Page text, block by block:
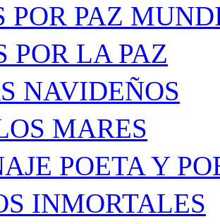
POR PAZ
POR LA PAZ
NAVIDEÑOS
MARES
POETA Y
INMORTALES